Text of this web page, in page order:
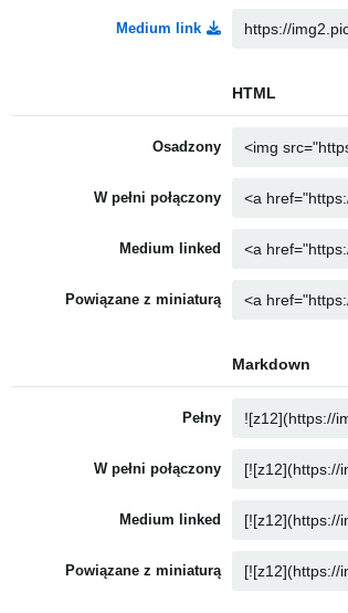
Medium link
HTML
Osadzony
W pełni połączony
Medium linked
Powiązane z miniaturą
Markdown
Pełny
W pełni połączony
Medium linked
Powiązane z miniaturą